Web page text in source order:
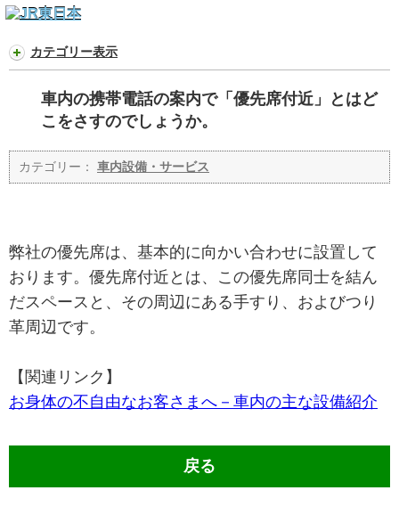
カテゴリー表示
車内の携帯電話の案内で「優先席付近」とはど
こをさすのでしょうか。
カテゴリー： 車内設備・サービス
弊社の優先席は、基本的に向かい合わせに設置して
おります。優先席付近とは、この優先席同士を結ん
だスペースと、その周辺にある手すり、およびつり
革周辺です。
【関連リンク】
お身体の不自由なお客さまへ－車内の主な設備紹介
戻る